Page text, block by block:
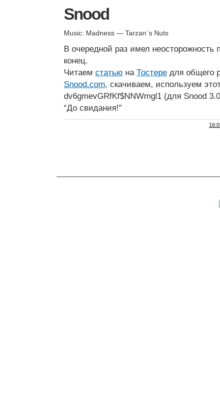
Snood
Music: Madness — Tarzan`s Nuts
В очередной раз имел неосторожность
конец.
Читаем статью на Тостере для общего
Snood.com, скачиваем, используем
dv6gmevGRfKf$NNWmgl1 (для Snood
“До свидания!”